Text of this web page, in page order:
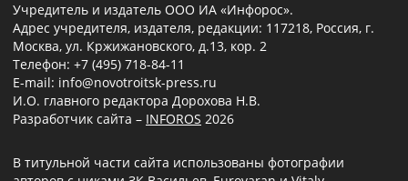
Учредитель и издатель ООО ИА «Инфорос».
Адрес учредителя, издателя, редакции: 117218, Россия, г.
Москва, ул. Кржижановского, д.13, кор. 2
Телефон: +7 (495) 718-84-11
E-mail: info@novotroitsk-press.ru
И.О. главного редактора Дорохова Н.В.
Разработчик сайта – INFOROS 2026
В титульной части сайта использованы фотографии